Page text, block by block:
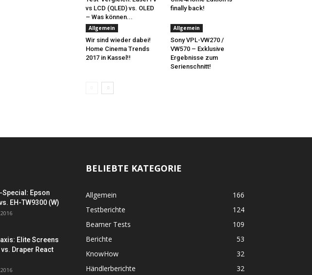
vs LCD (QLED) vs. OLED
– Was können...
finally back!
Allgemein
Wir sind wieder dabei!
Home Cinema Trends
2017 in Kassel!!
Allgemein
Sony VPL-VW270 /
VW570 – Exklusive
Ergebnisse zum
Serienschnitt!
Special: Epson
EH-TW9300 (W)
Elite Screens
vs. Draper React
BELIEBTE KATEGORIE
Allgemein
166
Testberichte
124
Beamer Tests
109
Berichte
53
KnowHow
32
Händlerberichte
32